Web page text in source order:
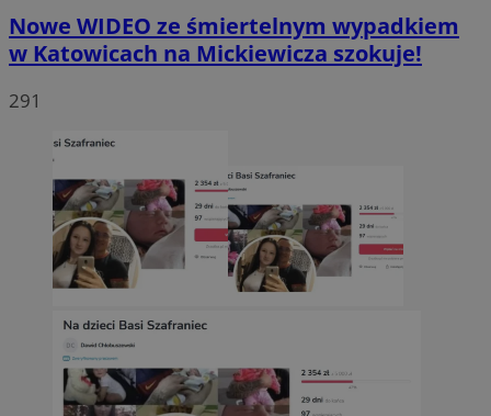
Nowe WIDEO ze śmiertelnym wypadkiem
w Katowicach na Mickiewicza szokuje!
291